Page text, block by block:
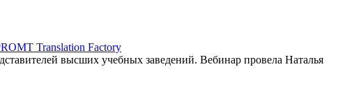
Translation Factory
высших учебных заведений. Вебинар провела Наталья